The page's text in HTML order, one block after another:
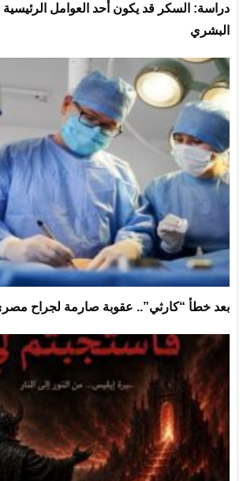
دراسة: السكر قد يكون أحد العوامل
البشري
بعد خطأ “كارثي”.. عقوبة صارمة لجراح